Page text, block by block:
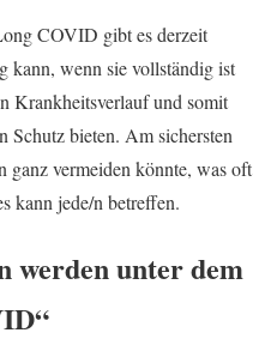
COVID gibt es derzeit
kann, wenn sie vollständig ist
Krankheitsverlauf und somit
bieten. Am sichersten
ganz vermeiden könnte, was oft
kann jede/n betreffen.
werden unter dem